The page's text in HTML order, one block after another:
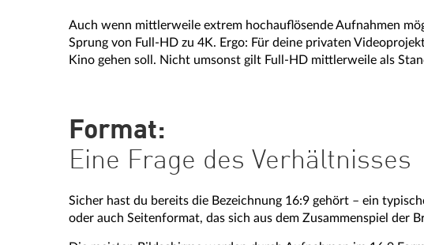
Auch wenn mittlerweile extrem hochauflösende Aufnahmen
Sprung von Full-HD zu 4K. Ergo: Für deine privaten
Kino gehen soll. Nicht umsonst gilt Full-HD mittlerweile als
Format:
Eine Frage des Verhältnisses
Sicher hast du bereits die Bezeichnung 16:9 gehört – ein
oder auch Seitenformat, das sich aus dem Zusammenspiel der